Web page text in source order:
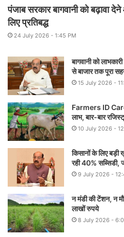
पंजाब सरकार बागवानी को बढ़ावा
लिए प्रतिबद्ध
24 July 2026 - 1:45 PM
बागवानी को
से बाजार तक पूरा
15 July 2026 -
Farmers ID Card
लाभ, बार-बार
10 July 2026 -
किसानों के लिए
रही 40% सब्सिडी,
9 July 2026 -
न मंडी की टेंशन, न
लाखों रुपये
8 July 2026 -